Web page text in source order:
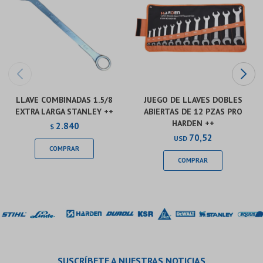
LLAVE COMBINADAS 1.5/8
EXTRA LARGA STANLEY ++
$ 2.840
JUEGO DE LLAVES DOBLES
ABIERTAS DE 12 PZAS PRO
HARDEN ++
USD 70,52
SUSCRÍBETE A NUESTRAS NOTICIAS